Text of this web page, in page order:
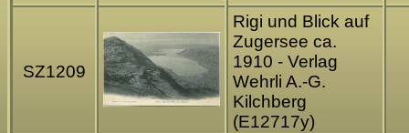
SZ1209
Rigi und Blick auf
Zugersee ca.
1910 - Verlag
Wehrli A.-G.
Kilchberg
(E12717y)